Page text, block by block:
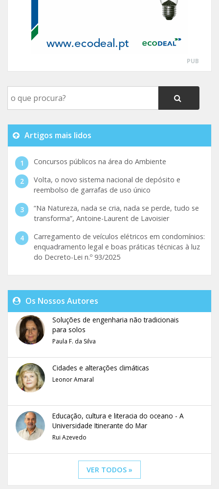
PUB
Artigos mais lidos
Concursos públicos na área do Ambiente
Volta, o novo sistema nacional de depósito e
reembolso de garrafas de uso único
“Na Natureza, nada se cria, nada se perde, tudo se
transforma”, Antoine-Laurent de Lavoisier
Carregamento de veículos elétricos em condomínios:
enquadramento legal e boas práticas técnicas à luz
do Decreto-Lei n.º 93/2025
Os Nossos Autores
Soluções de engenharia não tradicionais
para solos
Paula F. da Silva
Cidades e alterações climáticas
Leonor Amaral
Educação, cultura e literacia do oceano - A
Universidade Itinerante do Mar
Rui Azevedo
VER TODOS »